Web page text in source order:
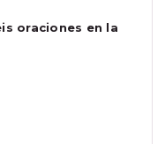
oraciones en la